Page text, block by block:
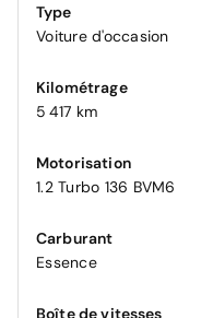
Type
Voiture d'occasion
Kilométrage
5 417 km
Motorisation
1.2 Turbo 136 BVM6
Carburant
Essence
Boîte de vitesses